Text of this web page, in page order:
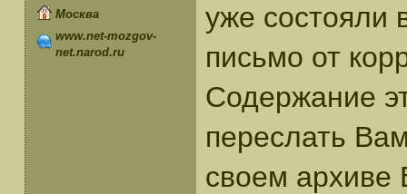
Москва
www.net-mozgov-
net.narod.ru
уже состояли
письмо от
Содержание
переслать
своем